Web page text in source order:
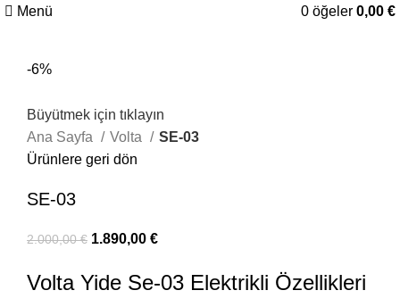
Menü 0 öğeler 0,00 €
-6%
Büyütmek için tıklayın
Ana Sayfa
Volta
SE-03
Ürünlere geri dön
SE-03
2.000,00€ 1.890,00 €
Volta Yide Se-03 Elektrikli Özellikleri